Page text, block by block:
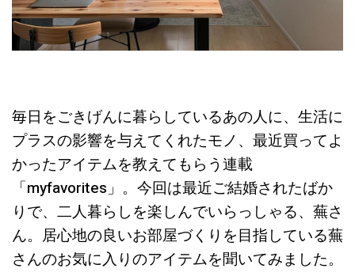
毎日をごきげんに暮らしているあの人に、生活に
プラスの影響を与えてくれたモノ、最近買ってよ
かったアイテムを教えてもらう連載
「myfavorites」。今回は最近ご結婚されたばか
りで、二人暮らしを楽しんでいらっしゃる、蕪さ
ん。居心地の良いお部屋づくりを目指している蕪
さんのお気に入りのアイテムを聞いてみました。